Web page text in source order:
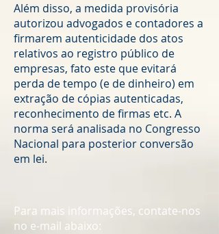
Além disso, a medida provisória
autorizou advogados e contadores a
firmarem autenticidade dos atos
relativos ao registro público de
empresas, fato este que evitará
perda de tempo (e de dinheiro) em
extração de cópias autenticadas,
reconhecimento de firmas etc. A
norma será analisada no Congresso
Nacional para posterior conversão
em lei.
Para mais informações, contate-nos
no e-mail abaixo: